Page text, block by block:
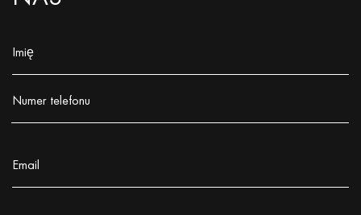
Imię
Numer telefonu
Email